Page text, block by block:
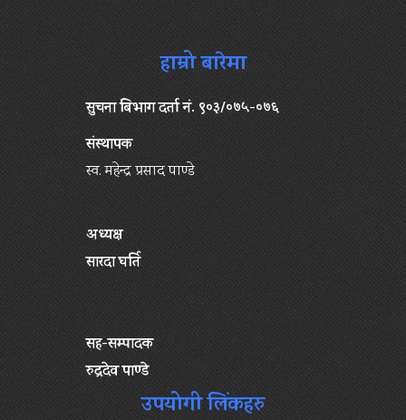
हाम्रो बारेमा
सुचना बिभाग दर्ता नं. ९०३/०७५-०७६
संस्थापक
स्व. महेन्द्र प्रसाद पाण्डे
अध्यक्ष
सारदा घर्ति
सह-सम्पादक
रुद्रदेव पाण्डे
उपयोगी लिंकहरु